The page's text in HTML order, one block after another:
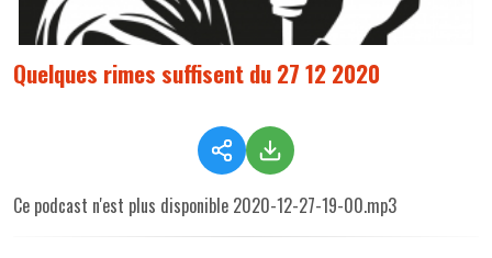
Quelques rimes suffisent du 27 12 2020
Ce podcast n'est plus disponible 2020-12-27-19-00.mp3